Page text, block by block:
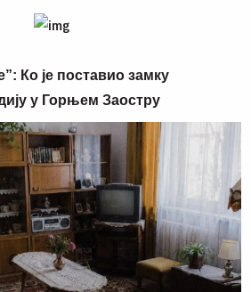
Ко је поставио замку
у Горњем Заостру